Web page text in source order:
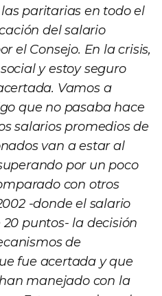
paritarias en todo el
del salario
el Consejo. En la crisis,
y estoy seguro
Vamos a
que no pasaba hace
salarios promedios de
van a estar al
por un poco
con otros
-donde el salario
puntos- la decisión
de
fue acertada y que
manejado con la